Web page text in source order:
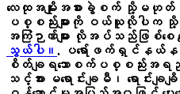
လေထုအမျိုးအစားခွဲစက် သို့မဟုတ်
ပစ္စည်းများကို ဝယ်ယူလိုပါက
အကြံဉာဏ်များ လိုအပ်သည်ဖြစ်စေ က
သွယ်ပါ။ . ပရော်ဖက်ရှင်နယ်န
စိတ်ချရသောစက်ပစ္စည်းအရည်
သင့်အား မရောင်းချမီ၊ ရောင်း